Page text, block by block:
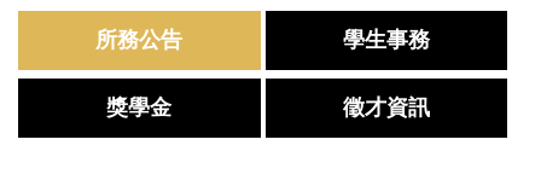
所務公告 學生事務
獎學金 徵才資訊